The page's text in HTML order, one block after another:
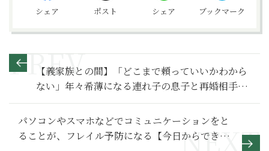
シェア ポスト シェア ブックマーク
【義家族との間】「どこまで頼っていいかわから
ない」年々希薄になる連れ子の息子と再婚相手の
関係～その１～
パソコンやスマホなどでコミュニケーションをと
ることが、フレイル予防になる【今日からできる